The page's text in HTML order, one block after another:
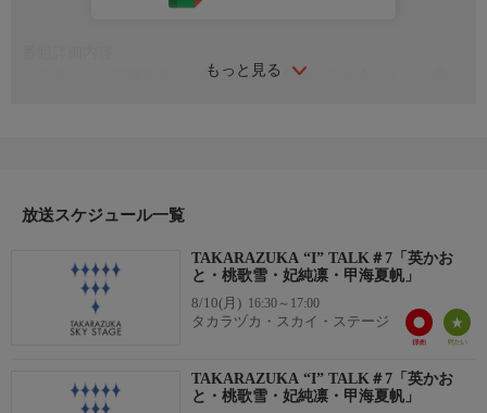
もっと見る
出演者たちが宝塚歌劇への変わらぬ愛を胸に語り合うトーク番
放送スケジュール一覧
TAKARAZUKA “I” TALK＃7「英かお
と・桃歌雪・妃純凛・甲海夏帆」
8/10(月) 16:30～17:00
タカラヅカ・スカイ・ステージ
TAKARAZUKA “I” TALK＃7「英かお
と・桃歌雪・妃純凛・甲海夏帆」